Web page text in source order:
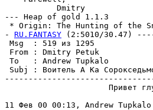
           Dmitry
--- Heap of gold 1.1.3
* Origin: The Hunting of the
- RU.FANTASY (2:5010/
Msg  : 519 из
From : Dmitry Petuk
To   : Andrew Tupkalo
Subj : Воитель А Ка
Привет
11 Фев 00 00:13, Andrew